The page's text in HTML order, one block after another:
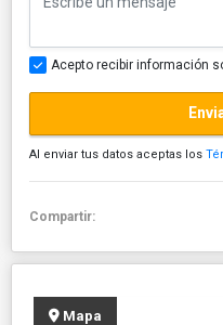
Acepto recibir información
Al enviar tus datos aceptas los
Compartir:
Mapa